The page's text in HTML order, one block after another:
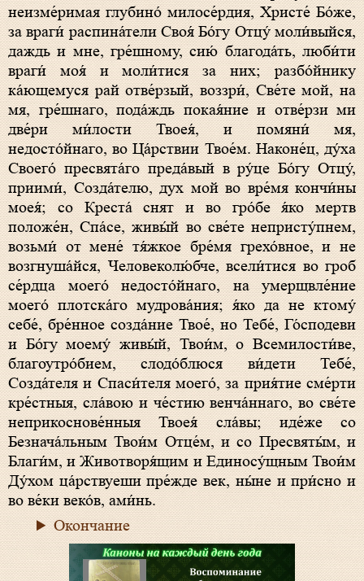
неизме́римая глубино́ милосе́рдия, Христе́ Бо́же,
за враги́ распина́тели Своя́ Бо́гу Отцу́ моли́выйся,
даждь и мне, гре́шному, сию́ благода́ть, люби́ти
враги́ моя́ и моли́тися за них; разбо́йнику
ка́ющемуся рай отве́рзый, воззри́, Све́те мой, на
мя, гре́шнаго, пода́ждь покая́ние и отве́рзи ми
две́ри ми́лости Твоея́, и помяни́ мя,
недосто́йнаго, во Ца́рствии Твое́м. Наконе́ц, ду́ха
Своего́ пресвята́го преда́вый в ру́це Бо́гу Отцу́,
приими́, Созда́телю, дух мой во вре́мя кончи́ны
моея́; со Креста́ снят и во гро́бе я́ко мертв
положе́н, Спа́се, живы́й во све́те непристу́пнем,
возьми́ от мене́ тя́жкое бре́мя грехо́вное, и не
возгнуша́йся, Человеколю́бче, всели́тися во гроб
се́рдца моего́ недосто́йнаго, на умерщвле́ние
моего́ плотска́го мудрова́ния; я́ко да не ктому́
себе́, бре́нное созда́ние Твое́, но Тебе́, Го́сподеви
и Бо́гу моему́ живы́й, Твои́м, о Всемилости́ве,
благоутро́бием, слодо́блюся ви́дети Тебе́,
Созда́теля и Спаси́теля моего́, за прия́тие сме́рти
кре́стныя, сла́вою и че́стию венча́ннаго, во све́те
неприкоснове́нныя Твоея́ сла́вы; иде́же со
Безнача́льным Твои́м Отце́м, и со Пресвяты́м, и
Благи́м, и Животворя́щим и Единосу́щным Твои́м
Ду́хом ца́рствуеши пре́жде век, ны́не и при́сно и
во ве́ки веко́в, ами́нь.
Окончание